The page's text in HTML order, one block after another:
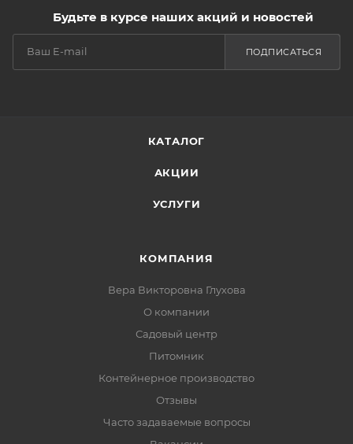
Будьте в курсе наших акций и новостей
ПОДПИСАТЬСЯ
КАТАЛОГ
АКЦИИ
УСЛУГИ
КОМПАНИЯ
Вера Викторовна Глухова
О компании
Садовый центр
Питомник
Контейнерное производство
Отзывы
Часто задаваемые вопросы